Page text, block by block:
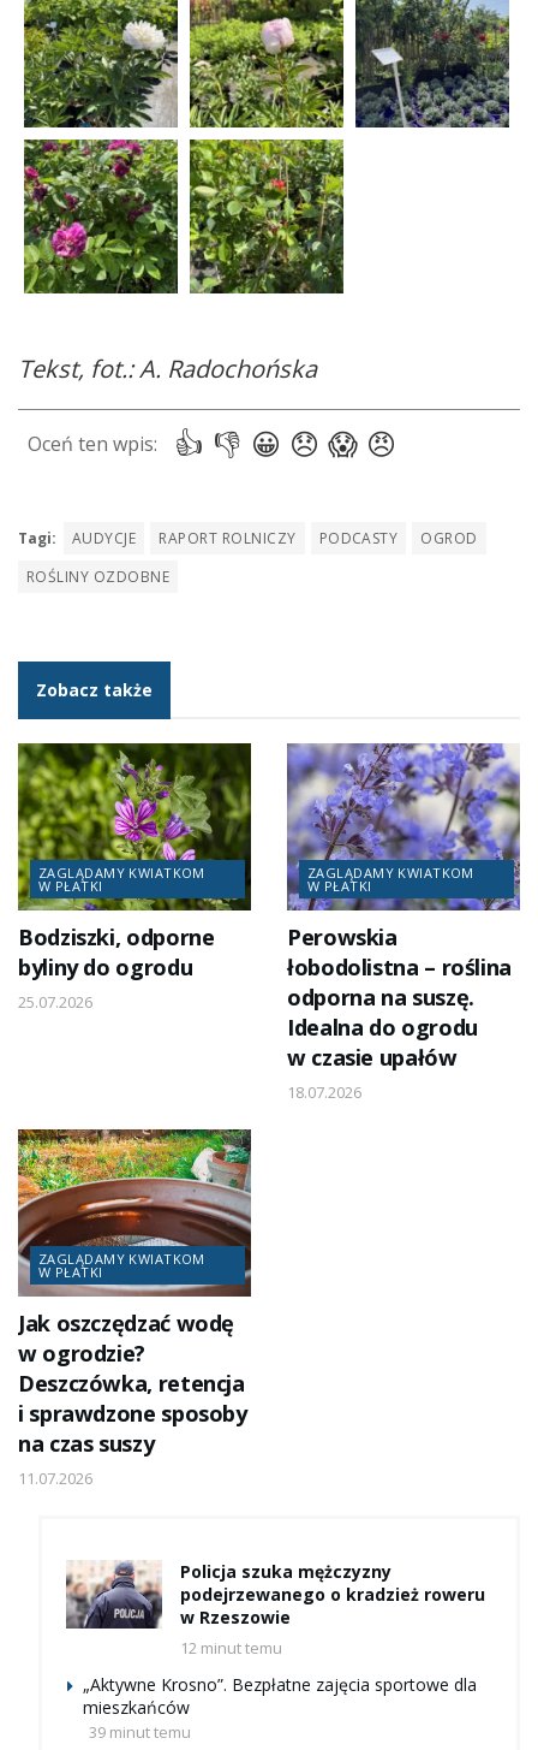
Tekst, fot.: A. Radochońska
Tagi: AUDYCJE RAPORT ROLNICZY PODCASTY
OGROD
ROŚLINY OZDOBNE
Zobacz także
ZAGLĄDAMY KWIATKOM
W PŁATKI
Bodziszki, odporne
byliny do ogrodu
25.07.2026
ZAGLĄDAMY KWIATKOM
W PŁATKI
Perowskia
łobodolistna – roślina
odporna na suszę.
Idealna do ogrodu
w czasie upałów
18.07.2026
ZAGLĄDAMY KWIATKOM
W PŁATKI
Jak oszczędzać wodę
w ogrodzie?
Deszczówka, retencja
i sprawdzone sposoby
na czas suszy
11.07.2026
Policja szuka mężczyzny
podejrzewanego o kradzież roweru
w Rzeszowie
12 minut temu
„Aktywne Krosno”. Bezpłatne zajęcia sportowe dla
mieszkańców
39 minut temu